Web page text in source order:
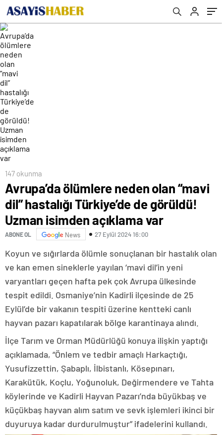
isimden açıklama var
147 okunma
Avrupa’da ölümlere neden olan “mavi
dil” hastalığı Türkiye’de de görüldü!
Uzman isimden açıklama var
ABONE OL News 27 Eylül 2024 16:00
Koyun ve sığırlarda ölümle sonuçlanan bir hastalık olan
ve kan emen sineklerle yayılan ‘mavi dil’in yeni
varyantları geçen hafta pek çok Avrupa ülkesinde
tespit edildi. Osmaniye’nin Kadirli ilçesinde de 25
Eylül’de bir vakanın tespiti üzerine kentteki canlı
hayvan pazarı kapatılarak bölge karantinaya alındı.
İlçe Tarım ve Orman Müdürlüğü konuya ilişkin yaptığı
açıklamada, “Önlem ve tedbir amaçlı Harkaçtığı,
Yusufizzettin, Şabaplı, İlbistanlı, Kösepınarı,
Karakütük, Koçlu, Yoğunoluk, Değirmendere ve Tahta
köylerinde ve Kadirli Hayvan Pazarı’nda büyükbaş ve
küçükbaş hayvan alım satım ve sevk işlemleri ikinci bir
duyuruya kadar durdurulmuştur” ifadelerini kullandı.